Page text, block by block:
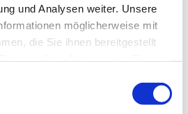
und Analysen weiter. Unsere
möglicherweise mit
die Sie ihnen bereitgestellt
Nibelungenviertel
nuernberg.de